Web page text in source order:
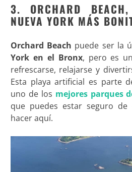
3. ORCHARD
NUEVA YORK MÁS
Orchard Beach puede ser la
York en el Bronx, pero es
refrescarse, relajarse y
Esta playa artificial es parte
uno de los mejores parques
que puedes estar seguro
hacer aquí.